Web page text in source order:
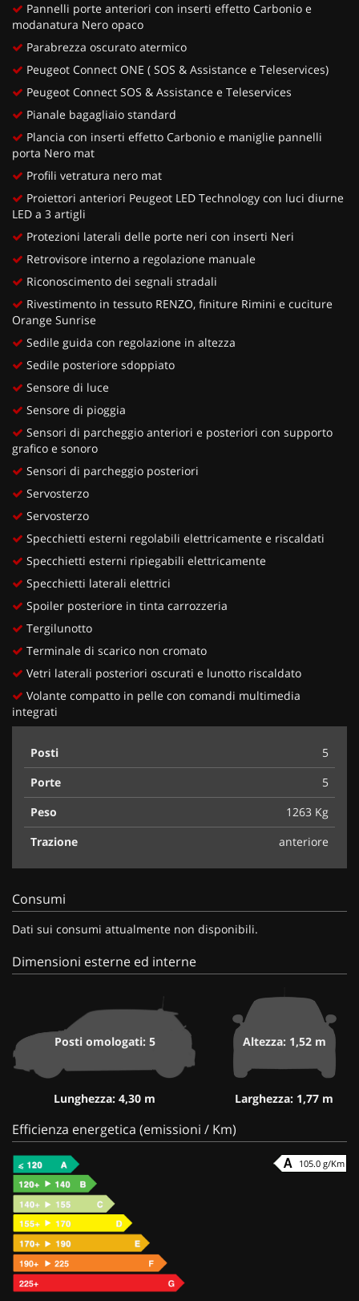
Pannelli porte anteriori con inserti effetto Carbonio e
modanatura Nero opaco
Parabrezza oscurato atermico
Peugeot Connect ONE ( SOS & Assistance e Teleservices)
Peugeot Connect SOS & Assistance e Teleservices
Pianale bagagliaio standard
Plancia con inserti effetto Carbonio e maniglie pannelli
porta Nero mat
Profili vetratura nero mat
Proiettori anteriori Peugeot LED Technology con luci diurne
LED a 3 artigli
Protezioni laterali delle porte neri con inserti Neri
Retrovisore interno a regolazione manuale
Riconoscimento dei segnali stradali
Rivestimento in tessuto RENZO, finiture Rimini e cuciture
Orange Sunrise
Sedile guida con regolazione in altezza
Sedile posteriore sdoppiato
Sensore di luce
Sensore di pioggia
Sensori di parcheggio anteriori e posteriori con supporto
grafico e sonoro
Sensori di parcheggio posteriori
Servosterzo
Servosterzo
Specchietti esterni regolabili elettricamente e riscaldati
Specchietti esterni ripiegabili elettricamente
Specchietti laterali elettrici
Spoiler posteriore in tinta carrozzeria
Tergilunotto
Terminale di scarico non cromato
Vetri laterali posteriori oscurati e lunotto riscaldato
Volante compatto in pelle con comandi multimedia
integrati
Posti
5
Porte
5
Peso
1263 Kg
Trazione
anteriore
Consumi
Dati sui consumi attualmente non disponibili.
Dimensioni esterne ed interne
Posti omologati: 5
Lunghezza: 4,30 m
Altezza: 1,52 m
Larghezza: 1,77 m
Efficienza energetica (emissioni / Km)
105.0 g/Km